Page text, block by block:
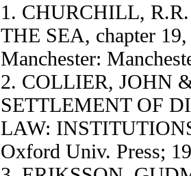
1. CHURCHILL,
THE SEA, chapter
Manchester:
2. COLLIER, JOHN
SETTLEMENT OF
LAW:
Oxford Univ. Press;